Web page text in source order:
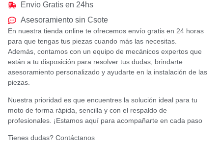
Envio Gratis en 24hs
Asesoramiento sin Csote
En nuestra tienda online te ofrecemos envío gratis en 24 horas
para que tengas tus piezas cuando más las necesitas.
Además, contamos con un equipo de mecánicos expertos que
están a tu disposición para resolver tus dudas, brindarte
asesoramiento personalizado y ayudarte en la instalación de las
piezas.
Nuestra prioridad es que encuentres la solución ideal para tu
moto de forma rápida, sencilla y con el respaldo de
profesionales. ¡Estamos aquí para acompañarte en cada paso
Tienes dudas? Contáctanos